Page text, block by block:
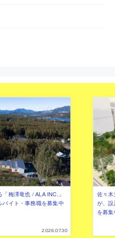
梅澤竜也 / ALA INC.」
イト・事務職を募集中
2026.07.30
佐々
が、
を募